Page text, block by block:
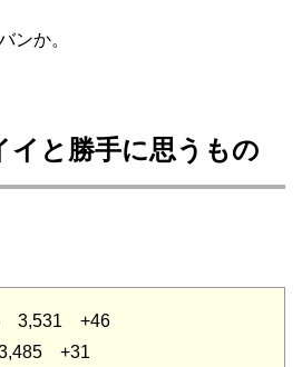
ンか。
イと勝手に思うもの
3,531 +46
+31